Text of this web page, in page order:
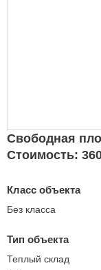
Свободная
Стоимость:
Класс объекта
Без класса
Тип объекта
Теплый склад